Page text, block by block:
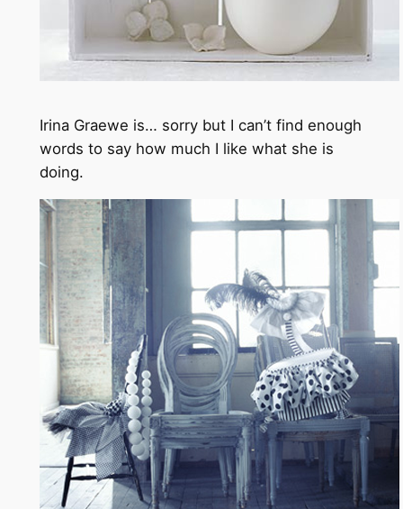
Irina Graewe is… sorry but I can’t find enough
words to say how much I like what she is
doing.